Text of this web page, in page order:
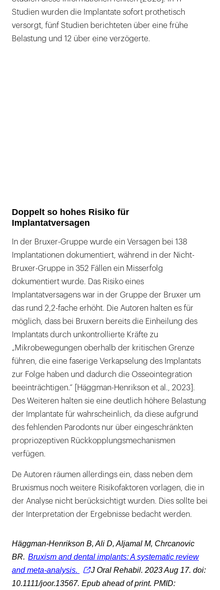
Studien wurden die Implantate sofort prothetisch
versorgt, fünf Studien berichteten über eine frühe
Belastung und 12 über eine verzögerte.
Doppelt so hohes Risiko für
Implantatversagen
In der Bruxer-Gruppe wurde ein Versagen bei 138
Implantationen dokumentiert, während in der Nicht-
Bruxer-Gruppe in 352 Fällen ein Misserfolg
dokumentiert wurde. Das Risiko eines
Implantatversagens war in der Gruppe der Bruxer um
das rund 2,2-fache erhöht. Die Autoren halten es für
möglich, dass bei Bruxern bereits die Einheilung des
Implantats durch unkontrollierte Kräfte zu
„Mikrobewegungen oberhalb der kritischen Grenze
führen, die eine faserige Verkapselung des Implantats
zur Folge haben und dadurch die Osseointegration
beeinträchtigen.“ [Häggman-Henrikson et al., 2023].
Des Weiteren halten sie eine deutlich höhere Belastung
der Implantate für wahrscheinlich, da diese aufgrund
des fehlenden Parodonts nur über eingeschränkten
propriozeptiven Rückkopplungsmechanismen
verfügen.
De Autoren räumen allerdings ein, dass neben dem
Bruxismus noch weitere Risikofaktoren vorlagen, die in
der Analyse nicht berücksichtigt wurden. Dies sollte bei
der Interpretation der Ergebnisse bedacht werden.
Häggman-Henrikson B, Ali D, Aljamal M, Chrcanovic
BR. Bruxism and dental implants: A systematic review
and meta-analysis.
J Oral Rehabil. 2023 Aug 17. doi:
10.1111/joor.13567. Epub ahead of print. PMID: